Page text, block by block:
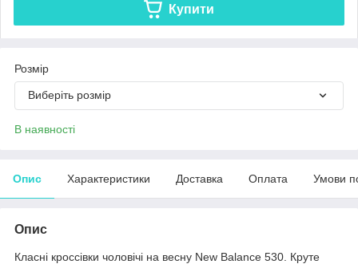
Купити
Розмір
Виберіть розмір
В наявності
Опис Характеристики Доставка Оплата Умови
Опис
Класні кроссівки чоловічі на весну New Balance 530. Круте